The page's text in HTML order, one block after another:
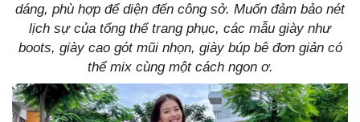
dáng, phù hợp để diện đến công sở. Muốn đảm bảo nét
lịch sự của tổng thể trang phục, các mẫu giày như
boots, giày cao gót mũi nhọn, giày búp bê đơn giản có
thể mix cùng một cách ngon ơ.